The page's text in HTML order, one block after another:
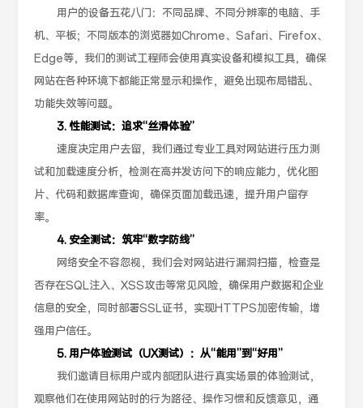
用户的设备五花八门：不同品牌、不同分辨率的电脑、手
机、平板；不同版本的浏览器如Chrome、Safari、Firefox、
Edge等，我们的测试工程师会使用真实设备和模拟工具，确保
网站在各种环境下都能正常显示和操作，避免出现布局错乱、
功能失效等问题。
3. 性能测试：追求“丝滑体验”
速度决定用户去留，我们通过专业工具对网站进行压力测
试和加载速度分析，检测在高并发访问下的响应能力，优化图
片、代码和数据库查询，确保页面加载迅速，提升用户留存
率。
4. 安全测试：筑牢“数字防线”
网络安全不容忽视，我们会对网站进行漏洞扫描，检查是
否存在SQL注入、XSS攻击等常见风险，确保用户数据和企业
信息的安全，同时部署SSL证书，实现HTTPS加密传输，增
强用户信任。
5. 用户体验测试（UX测试）：从“能用”到“好用”
我们邀请目标用户或内部团队进行真实场景的体验测试，
观察他们在使用网站时的行为路径、操作习惯和反馈意见，通